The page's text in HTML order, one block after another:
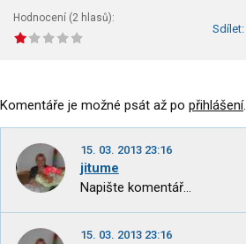
Hodnocení (2 hlasů):
Sdílet:
Komentáře je možné psát až po přihlášení.
15. 03. 2013 23:16
jitume
Napište komentář...
15. 03. 2013 23:16